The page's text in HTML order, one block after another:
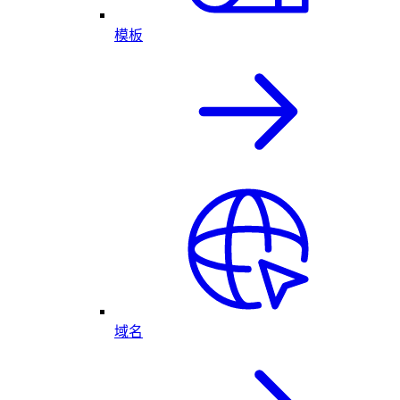
模板
域名